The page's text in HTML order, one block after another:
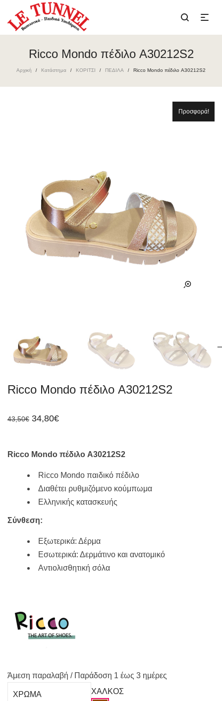
Ricco Mondo πέδιλο A30212S2
Αρχική / Κατάστημα / ΚΟΡΙΤΣΙ / ΠΕΔΙΛΑ / Ricco Mondo πέδιλο A30212S2
Προσφορά!
Ricco Mondo πέδιλο A30212S2
43,50€ Original
34,80€Η
34,80€.
Ricco Mondo πέδιλο A30212S2
Ricco Mondo παιδικό πέδιλο
Διαθέτει ρυθμιζόμενο κούμπωμα
Ελληνικής κατασκευής
Σύνθεση:
Εξωτερικά: Δέρμα
Εσωτερικά: Δερμάτινο και ανατομικό
Αντιολισθητική σόλα
Άμεση παραλαβή / Παράδoση 1 έως 3 ημέρες
ΧΡΩΜΑ ΧΑΛΚΟΣ